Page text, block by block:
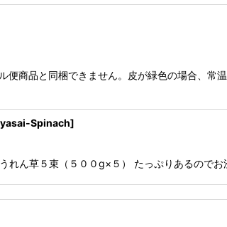
品と同梱できません。皮が緑色の場合、常
yasai-Spinach]
れん草５束（５００g×５） たっぷりあるので